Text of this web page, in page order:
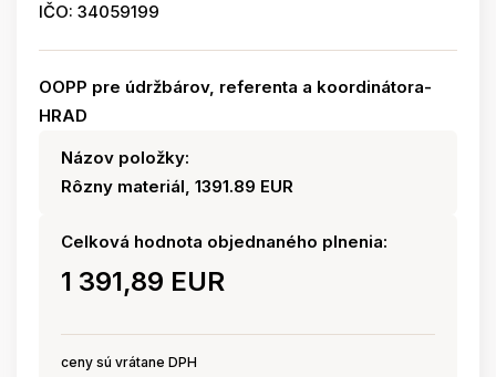
IČO: 34059199
OOPP pre údržbárov, referenta a koordinátora-
HRAD
Názov položky:
Rôzny materiál, 1391.89 EUR
Celková hodnota objednaného plnenia:
1 391,89 EUR
ceny sú vrátane DPH